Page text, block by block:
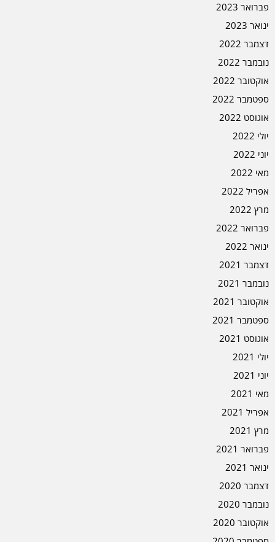
פברואר 2023
ינואר 2023
דצמבר 2022
נובמבר 2022
אוקטובר 2022
ספטמבר 2022
אוגוסט 2022
יולי 2022
יוני 2022
מאי 2022
אפריל 2022
מרץ 2022
פברואר 2022
ינואר 2022
דצמבר 2021
נובמבר 2021
אוקטובר 2021
ספטמבר 2021
אוגוסט 2021
יולי 2021
יוני 2021
מאי 2021
אפריל 2021
מרץ 2021
פברואר 2021
ינואר 2021
דצמבר 2020
נובמבר 2020
אוקטובר 2020